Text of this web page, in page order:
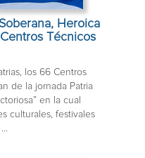
Heroica
Técnicos
los 66 Centros
de la jornada Patria
en la cual
culturales, festivales